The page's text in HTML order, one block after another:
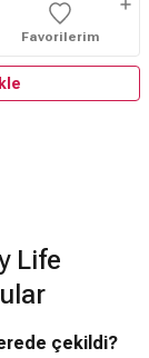
Favorilerim
Life
çekildi?